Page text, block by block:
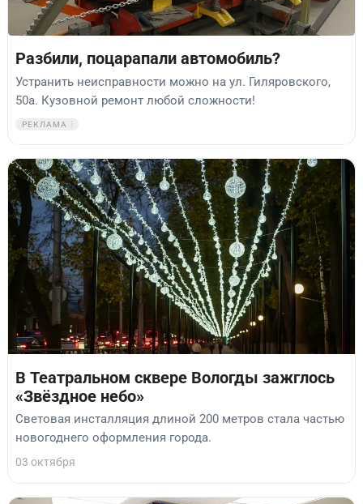
Разбили, поцарапали автомобиль?
Устранить неисправности можно на ул. Гиляровского,
50а. Кузовной ремонт любой сложности!
РЕКЛАМА
В Театральном сквере Вологды зажглось
«Звёздное небо»
Световая инсталляция длиной 200 метров стала частью
новогоднего оформления города.
03 октября